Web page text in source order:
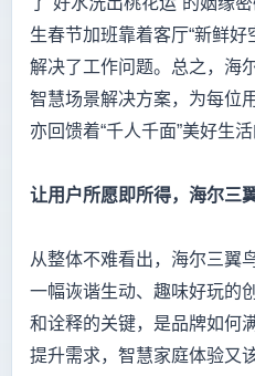
生春节加班靠着客厅“新鲜好
解决了工作问题。总之，海
智慧场景解决方案，为每位
亦回馈着“千人千面”美好生活
让用户所愿即所得，海尔三
从整体不难看出，海尔三翼
一幅诙谐生动、趣味好玩的
和诠释的关键，是品牌如何
提升需求，智慧家庭体验又